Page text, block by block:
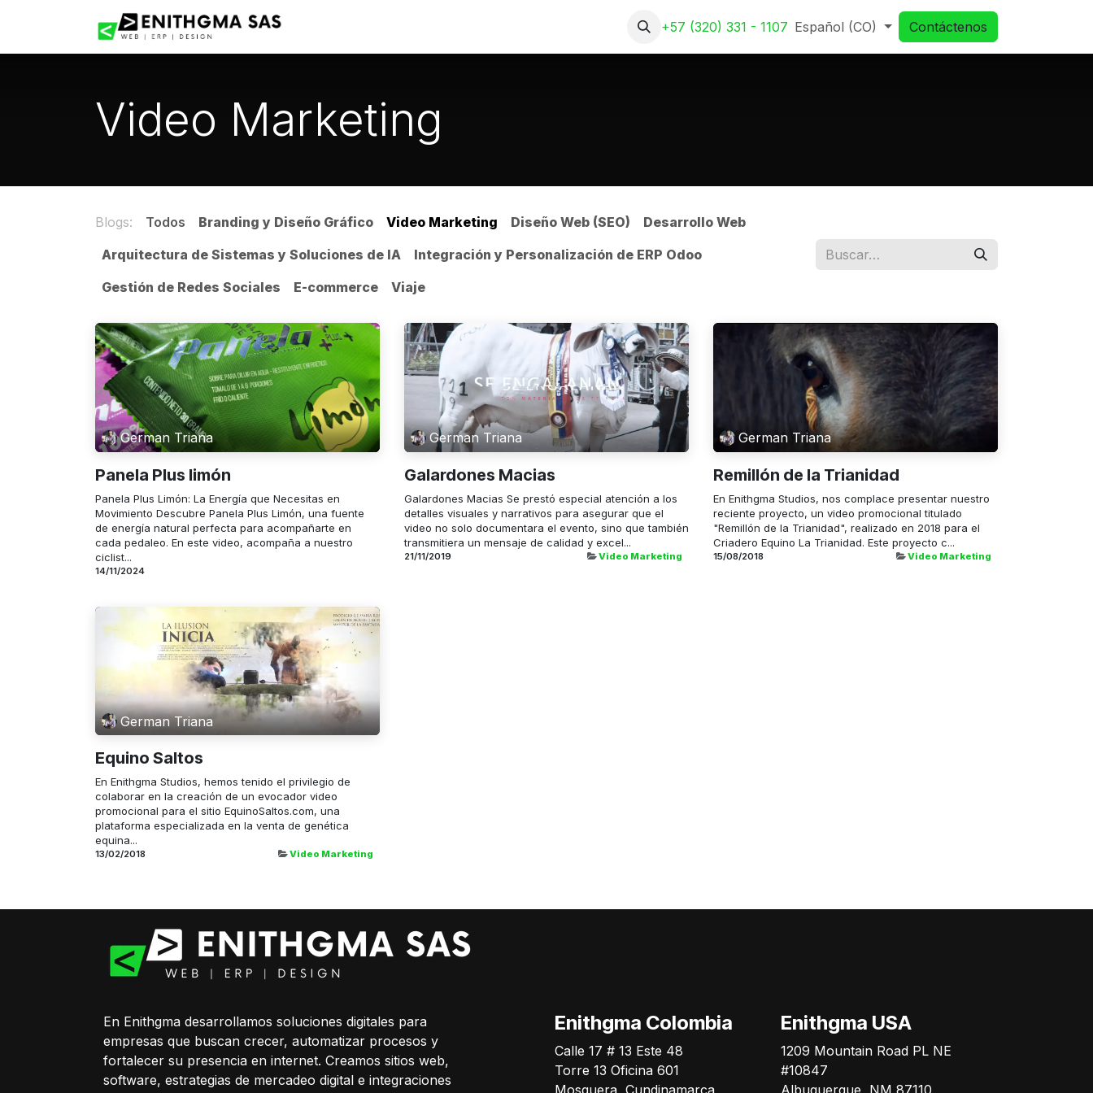
+57 (320) 331 - 1107 Español (CO) Contáctenos
Video Marketing
Blogs: Todos Branding y Diseño Gráfico Video Marketing Diseño Web (SEO)
Desarrollo Web
Arquitectura de Sistemas y Soluciones de IA
Integración y Personalización de ERP Odoo
Gestión de Redes Sociales
E-commerce Viaje
German Triana
Panela Plus limón
Panela Plus Limón: La Energía que Necesitas en
Movimiento Descubre Panela Plus Limón, una fuente
de energía natural perfecta para acompañarte en
cada pedaleo. En este video, acompaña a nuestro
ciclist...
14/11/2024
German Triana
Galardones Macias
Galardones Macias Se prestó especial atención a los
detalles visuales y narrativos para asegurar que el
video no solo documentara el evento, sino que también
transmitiera un mensaje de calidad y excel...
21/11/2019 Video Marketing
German Triana
Remillón de la Trianidad
En Enithgma Studios, nos complace presentar nuestro
reciente proyecto, un video promocional titulado
"Remillón de la Trianidad", realizado en 2018 para el
Criadero Equino La Trianidad. Este proyecto c...
15/08/2018 Video Marketing
German Triana
Equino Saltos
En Enithgma Studios, hemos tenido el privilegio de
colaborar en la creación de un evocador video
promocional para el sitio EquinoSaltos.com, una
plataforma especializada en la venta de genética
equina...
13/02/2018 Video Marketing
En Enithgma desarrollamos soluciones digitales para
empresas que buscan crecer, automatizar procesos y
fortalecer su presencia en internet. Creamos sitios web,
software, estrategias de mercadeo digital e integraciones
Enithgma USA
1209 Mountain Road PL NE
#10847
Online
Enithgma Colombia
Calle 17 # 13 Este 48
Torre 13 Oficina 601